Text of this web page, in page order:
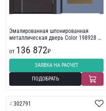
Эмалированная шпонированная
металлическая дверь Color 198928 в
от 136 872₽
ЗАЯВКА НА РАСЧЕТ
ПОДОБРАТЬ
302791